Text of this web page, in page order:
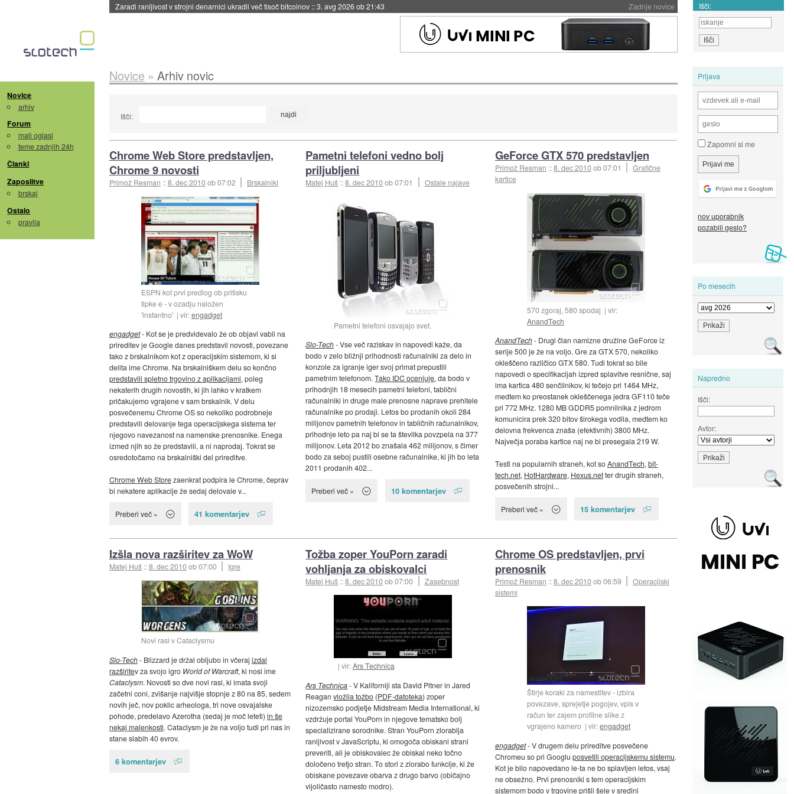
Zadnje novice
Zaradi ranljivost v strojni denarnici ukradli več tisoč bitcoinov ::3. avg 2026 ob 21:43 Išči:
Novice
arhiv
Forum
mali oglasi
teme zadnjih 24h
Članki
Zaposlitve
brskaj
Ostalo
pravila
Prijava
Zapomni si me
nov uporabnik
pozabili geslo?
Po mesecih
Napredno
Išči:
Avtor:
Novice » Arhiv novic
Išči:
Chrome Web Store predstavljen,
Chrome 9 novosti
Primož Resman ::8. dec 2010ob 07:02 Brskalniki
ESPN kot prvi predlog ob pritisku
tipke e - v ozadju naložen
'instantno'
vir:engadget
engadget- Kot se je predvidevalo že ob objavi vabil na
prireditev je Google danes predstavil novosti, povezane
tako z brskalnikom kot z operacijskim sistemom, ki si
delita ime Chrome. Na brskalniškem delu so končno
predstavili spletno trgovino z aplikacijami, poleg
nekaterih drugih novostih, ki jih lahko v kratkem
pričakujemo vgrajene v sam brskalnik. V delu
posvečenemu Chrome OS so nekoliko podrobneje
predstavili delovanje tega operacijskega sistema ter
njegovo navezanost na namenske prenosnike. Enega
izmed njih so že predstavili, a ni naprodaj. Tokrat se
osredotočamo na brskalniški del prireditve.
Chrome Web Storezaenkrat podpira le Chrome, čeprav
bi nekatere aplikacije že sedaj delovale v...
Preberi več » 41 komentarjev
Pametni telefoni vedno bolj
priljubljeni
Matej Huš ::8. dec 2010ob 07:01 Ostale najave
Pametni telefoni osvajajo svet.
Slo-Tech- Vse več raziskav in napovedi kaže, da
bodo v zelo bližnji prihodnosti računalniki za delo in
konzole za igranje iger svoj primat prepustili
pametnim telefonom.Tako IDC ocenjuje, da bodo v
prihodnjih 18 mesecih pametni telefoni, tablični
računalniki in druge male prenosne naprave prehitele
računalnike po prodaji. Letos bo prodanih okoli 284
milijonov pametnih telefonov in tabličnih računalnikov,
prihodnje leto pa naj bi se ta številka povzpela na 377
milijonov. Leta 2012 bo znašala 462 milijonov, s čimer
bodo za seboj pustili osebne računalnike, ki jih bo leta
2011 prodanih 402...
Preberi več » 10 komentarjev
GeForce GTX 570 predstavljen
Primož Resman ::8. dec 2010ob 07:01
Grafične
kartice
570 zgoraj, 580 spodaj
vir:
AnandTech
AnandTech- Drugi član namizne družine GeForce iz
serije 500 je že na voljo. Gre za GTX 570, nekoliko
okleščeno različico GTX 580. Tudi tokrat so bile
napovedi o specifikacijah izpred splavitve resnične, saj
ima kartica 480 senčilnikov, ki tečejo pri 1464 MHz,
medtem ko preostanek okleščenega jedra GF110 teče
pri 772 MHz. 1280 MB GDDR5 pomnilnika z jedrom
komunicira prek 320 bitov širokega vodila, medtem ko
delovna frekvenca znaša (efektivnih) 3800 MHz.
Največja poraba kartice naj ne bi presegala 219 W.
Testi na popularnih straneh, kot soAnandTech, bit-
tech.net, HotHardware, Hexus.netter drugih straneh,
posvečenih strojni...
Preberi več » 15 komentarjev
Izšla nova razširitev za WoW
Matej Huš ::8. dec 2010ob 07:00 Igre
Novi rasi v Cataclysmu
Slo-Tech- Blizzard je držal obljubo in včeraj izdal
razširitev za svojo igro World of Warcraft, ki nosi ime
Cataclysm. Novosti so dve novi rasi, ki imata svoji
začetni coni, zvišanje najvišje stopnje z 80 na 85, sedem
novih ječ, nov poklic arheologa, tri nove osvajalske
pohode, predelavo Azerotha (sedaj je moč leteti) in še
nekaj malenkosti. Cataclysm je že na voljo tudi pri nas in
stane slabih 40 evrov.
6 komentarjev
Tožba zoper YouPorn zaradi
vohljanja za obiskovalci
Matej Huš ::8. dec 2010ob 07:00 Zasebnost
vir:Ars Technica
Ars Technica- V Kaliforniji sta David Pitner in Jared
Reaganvložila tožbo (PDF-datoteka) zoper
nizozemsko podjetje Midstream Media International, ki
vzdržuje portal YouPorn in njegove tematsko bolj
specializirane sorodnike. Stran YouPorn zlorablja
ranljivost v JavaScriptu, ki omogoča obiskani strani
preveriti, ali je obiskovalec že obiskal neko točno
določeno tretjo stran. To stori z zlorabo funkcije, ki že
obiskane povezave obarva z drugo barvo (običajno
vijoličasto namesto modro).
Chrome OS predstavljen, prvi
prenosnik
Primož Resman ::8. dec 2010ob 06:59
Operacijski
sistemi
Štirje koraki za namestitev - izbira
povezave, sprejetje pogojev, vpis v
račun ter zajem profilne slike z
vgrajeno kamero
vir:engadget
engadget- V drugem delu prireditve posvečene
Chromeu so pri Googlu posvetili operacijskemu sistemu.
Kot je bilo napovedano le-ta ne bo splavljen letos, vsaj
ne obsežno. Prvi prenosniki s tem operacijskim
sistemom bodo v trgovine prišli šele v sredini